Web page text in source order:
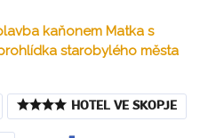
kaňonem Matka s
starobylého města
HOTEL VE SKOPJE